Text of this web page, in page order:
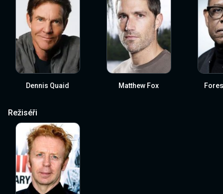
Dennis Quaid Matthew Fox
Režiséři